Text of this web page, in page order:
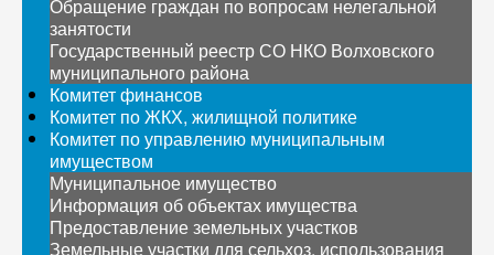
Обращение граждан по вопросам нелегальной
занятости
Государственный реестр СО НКО Волховского
муниципального района
Комитет финансов
Комитет по ЖКХ, жилищной политике
Комитет по управлению муниципальным
имуществом
Муниципальное имущество
Информация об объектах имущества
Предоставление земельных участков
Земельные участки для сельхоз. использования